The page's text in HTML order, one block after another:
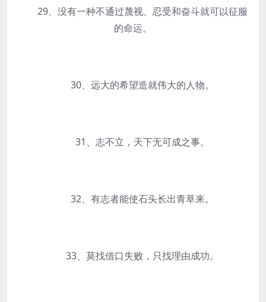
29、没有一种不通过蔑视、忍受和奋斗就可以征服
的命运。
30、远大的希望造就伟大的人物。
31、志不立，天下无可成之事。
32、有志者能使石头长出青草来。
33、莫找借口失败，只找理由成功。